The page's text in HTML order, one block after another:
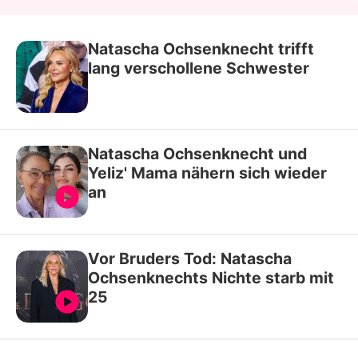
Natascha Ochsenknecht trifft
lang verschollene Schwester
Natascha Ochsenknecht und
Yeliz' Mama nähern sich wieder
an
Vor Bruders Tod: Natascha
Ochsenknechts Nichte starb mit
25